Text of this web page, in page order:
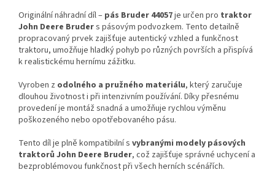
Originální náhradní díl – pás Bruder 44057je určen pro traktor
John Deere Bruders pásovým podvozkem. Tento detailně
propracovaný prvek zajišťuje autentický vzhled a funkčnost
traktoru, umožňuje hladký pohyb po různých površích a přispívá
k realistickému hernímu zážitku.
Vyroben z odolného a pružného materiálu, který zaručuje
dlouhou životnost i při intenzivním používání. Díky přesnému
provedení je montáž snadná a umožňuje rychlou výměnu
poškozeného nebo opotřebovaného pásu.
Tento díl je plně kompatibilní s vybranými modely pásových
traktorů John Deere Bruder, což zajišťuje správné uchycení a
bezproblémovou funkčnost při všech herních scénářích.